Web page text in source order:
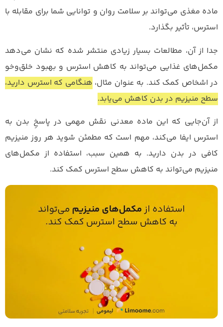
ماده مغذی می‌تواند بر سلامت روان و توانایی شما برای مقابله با
استرس، تأثیر بگذارد.
جدا از آن، مطالعات بسیار زیادی منتشر شده که نشان می‌دهد
مکمل‌های غذایی می‌تواند به کاهش استرس و بهبود خلق‌وخو
در اشخاص کمک کند. به عنوان مثال، هنگامی که استرس دارید،
سطح منیزیم در بدن کاهش می‌یابد.
از آن‌جایی که این ماده معدنی نقش مهمی در پاسخِ بدن به
استرس ایفا می‌کند، مهم است که مطمئن شوید هر روز منیزیم
کافی در بدن دارید. به همین سبب، استفاده از مکمل‌های
منیزیم می‌تواند به کاهش سطح استرس کمک کند.